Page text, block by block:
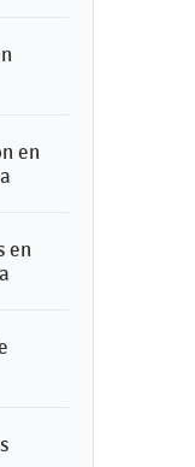
en
en